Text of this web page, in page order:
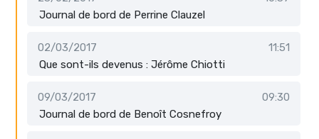
Journal de bord de Perrine Clauzel
02/03/2017
11:51
Que sont-ils devenus : Jérôme Chiotti
09/03/2017
09:30
Journal de bord de Benoît Cosnefroy